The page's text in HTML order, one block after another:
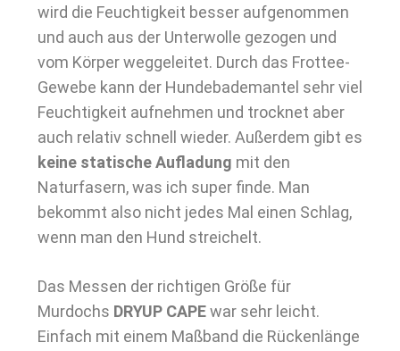
wird die Feuchtigkeit besser aufgenommen
und auch aus der Unterwolle gezogen und
vom Körper weggeleitet. Durch das Frottee-
Gewebe kann der Hundebademantel sehr viel
Feuchtigkeit aufnehmen und trocknet aber
auch relativ schnell wieder. Außerdem gibt es
keine statische Aufladung mit den
Naturfasern, was ich super finde. Man
bekommt also nicht jedes Mal einen Schlag,
wenn man den Hund streichelt.
Das Messen der richtigen Größe für
Murdochs DRYUP CAPEwar sehr leicht.
Einfach mit einem Maßband die Rückenlänge